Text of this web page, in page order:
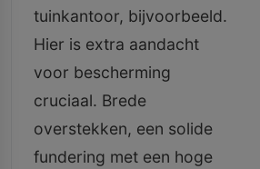
tuinkantoor, bijvoorbeeld.
Hier is extra aandacht
voor bescherming
cruciaal. Brede
overstekken, een solide
fundering met een hoge